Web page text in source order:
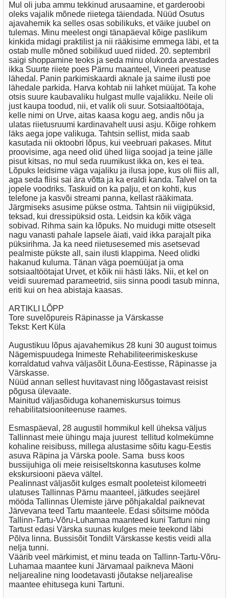
Mul oli juba ammu tekkinud arusaamine, et garderoobi
oleks vajalik mõnede riietega täiendada. Nüüd Osutus
ajavahemik ka selles osas sobilikuks, et väike juubel on
tulemas. Minu meelest ongi tänapäeval kõige paslikum
kinkida midagi praktilist ja nii rääkisime emmega läbi, et ta
ostab mulle mõned sobilikud uued riided. 20. septembril
saigi shoppamine teoks ja seda minu olukorda arvestades
ikka Suurte riiete poes Pärnu maanteel, Vineeri peatuse
lähedal. Panin parkimiskaardi aknale ja saime ilusti poe
lähedale parkida. Harva kohtab nii lahket müüjat. Ta kohe
otsis suure kaubavaliku hulgast mulle vajalikku. Neile oli
just kaupa toodud, nii, et valik oli suur. Sotsiaaltöötaja,
kelle nimi on Urve, aitas kaasa kogu aeg, andis nõu ja
ulatas riietusruumi kardinavahelt uusi asju. Kõige rohkem
läks aega jope valikuga. Tahtsin sellist, mida saab
kasutada nii oktoobri lõpus, kui veebruari pakases. Mitut
proovisime, aga need olid ühed liiga soojad ja teine jälle
pisut kitsas, no mul seda ruumikust ikka on, kes ei tea.
Lõpuks leidsime väga vajaliku ja ilusa jope, kus oli fliis all,
aga seda fliisi sai ära võtta ja ka eraldi kanda. Talvel on ta
jopele voodriks. Taskuid on ka palju, et on kohti, kus
telefone ja kasvõi streami panna, kellast rääkimata.
Järgmiseks asusime pükse ostma. Tahtsin nii viigipüksid,
teksad, kui dressipüksid osta. Leidsin ka kõik väga
sobivad. Rihma sain ka lõpuks. No muidugi mitte otseselt
nagu vanasti pahale lapsele äiati, vaid ikka parajalt pika
püksirihma. Ja ka need riietusesemed mis asetsevad
pealmiste pükste all, sain ilusti klappima. Need olidki
hakanud kuluma. Tänan väga poemüüjat ja oma
sotsiaaltöötajat Urvet, et kõik nii hästi läks. Nii, et kel on
veidi suuremad parameetrid, siis sinna poodi tasub minna,
eriti kui on hea abistaja kaasas.
ARTIKLI LÕPP
Tore suvelõpureis Räpinasse ja Värskasse
Tekst: Kert Küla
Augustikuu lõpus ajavahemikus 28 kuni 30 august toimus
Nägemispuudega Inimeste Rehabiliteerimiskeskuse
korraldatud vahva väljasõit Lõuna-Eestisse, Räpinasse ja
Värskasse.
Nüüd annan sellest huvitavast ning lõõgastavast reisist
põgusa ülevaate.
Mainitud väljasõiduga kohanemiskursus toimus
rehabilitatsiooniteenuse raames.
Esmaspäeval, 28 augustil hommikul kell üheksa väljus
Tallinnast meie ühingu maja juurest tellitud kolmekümne
kohaline reisibuss, millega alustasime sõitu kagu-Eestis
asuva Räpina ja Värska poole. Sama buss koos
bussijuhiga oli meie reisiseltskonna kasutuses kolme
ekskursiooni päeva vältel.
Pealinnast väljasõit kulges esmalt pooleteist kilomeetri
ulatuses Tallinnas Pärnu maanteel, jätkudes seejärel
mööda Tallinnas Ülemiste järve põhjakaldal paiknevat
Järvevana teed Tartu maanteele. Edasi sõitsime mööda
Tallinn-Tartu-Võru-Luhamaa maanteed kuni Tartuni ning
Tartust edasi Värska suunas kulges meie teekond läbi
Põlva linna. Bussisõit Tondilt Värskasse kestis veidi alla
nelja tunni.
Väärib veel märkimist, et minu teada on Tallinn-Tartu-Võru-
Luhamaa maantee kuni Järvamaal paikneva Mäoni
neljarealine ning loodetavasti jõutakse neljarealise
maantee ehitusega kuni Tartuni.